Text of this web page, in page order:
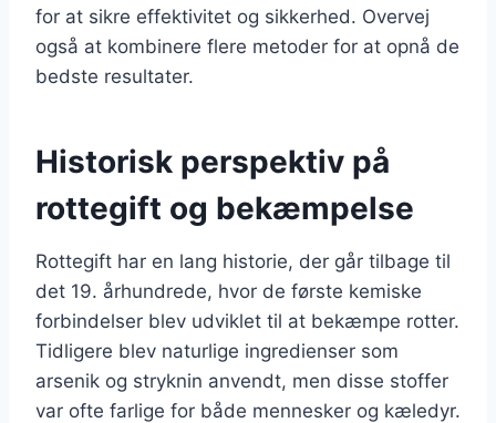
for at sikre effektivitet og sikkerhed. Overvej
også at kombinere flere metoder for at opnå de
bedste resultater.
Historisk perspektiv på
rottegift og bekæmpelse
Rottegift har en lang historie, der går tilbage til
det 19. århundrede, hvor de første kemiske
forbindelser blev udviklet til at bekæmpe rotter.
Tidligere blev naturlige ingredienser som
arsenik og stryknin anvendt, men disse stoffer
var ofte farlige for både mennesker og kæledyr.